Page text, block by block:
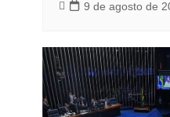
9 de agosto de